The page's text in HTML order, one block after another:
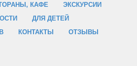
КАФЕ
ЭКСКУРСИИ
ДЛЯ ДЕТЕЙ
КОНТАКТЫ ОТЗЫВЫ